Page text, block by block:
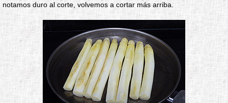
notamos duro al corte, volvemos a cortar más arriba.